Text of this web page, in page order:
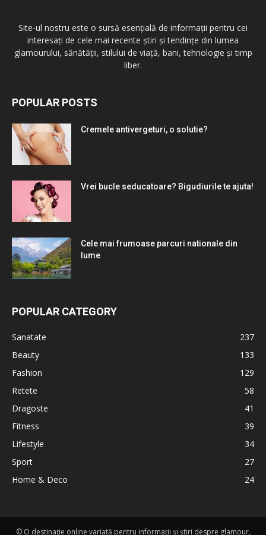
Site-ul nostru este o sursă esențială de informații pentru cei
interesați de cele mai recente știri și tendințe din lumea
glamourului, sănătății, stilului de viață, bani, tehnologie și timp
liber.
POPULAR POSTS
Cremele antivergeturi, o solutie?
Vrei bucle seducatoare? Bigudiurile te ajuta!
Cele mai frumoase parcuri nationale din
lume
POPULAR CATEGORY
Sanatate
237
Beauty
133
Fashion
129
Retete
58
Dragoste
41
Fitness
39
Lifestyle
34
Sport
27
Home & Deco
24
© O destinație online variată pentru informații și știri despre glamour,